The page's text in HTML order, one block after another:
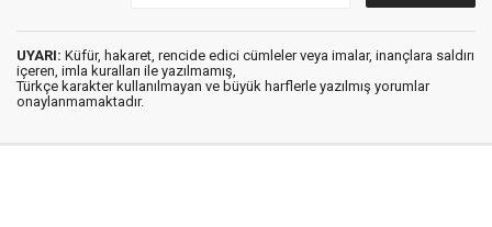
UYARI: Küfür, hakaret, rencide edici cümleler veya imalar, inançlara saldırı
içeren, imla kuralları ile yazılmamış,
Türkçe karakter kullanılmayan ve büyük harflerle yazılmış yorumlar
onaylanmamaktadır.